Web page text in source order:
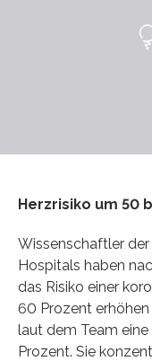
Herzrisiko um 50
Wissenschaftler
Hospitals haben
das Risiko einer
60 Prozent
laut dem Team
Prozent. Sie